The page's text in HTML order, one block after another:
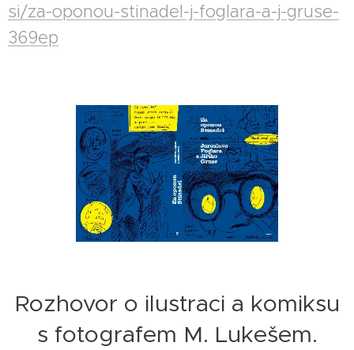
si/za-oponou-stinadel-j-foglara-a-j-gruse-
369ep
Rozhovor o ilustraci a komiksu
s fotografem M. Lukešem.